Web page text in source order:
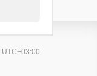
UTC+03:00